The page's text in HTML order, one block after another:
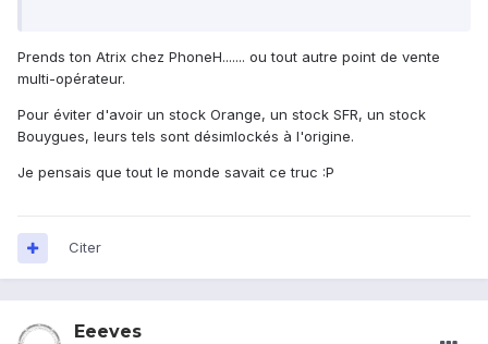
Prends ton Atrix chez PhoneH....... ou tout autre point de vente
multi-opérateur.
Pour éviter d'avoir un stock Orange, un stock SFR, un stock
Bouygues, leurs tels sont désimlockés à l'origine.
Je pensais que tout le monde savait ce truc :P
Citer
Eeeves